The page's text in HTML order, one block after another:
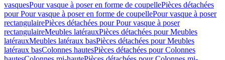
vasquesPour vasque à poser en forme de coupellePièces détachées
pour Pour vasque à poser en forme de coupellePour vasque à poser
rectangulairePièces détachées pour Pour vasque à poser
rectangulaireMeubles latérauxPièces détachées pour Meubles
latérauxMeubles latéraux basPièces détachées pour Meubles
latéraux basColonnes hautesPièces détachées pour Colonnes